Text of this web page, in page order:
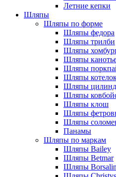
Летние кепки
Шляпы
Шляпы по форме
Шляпы федора
Шляпы трилби
Шляпы
Шляпы
Шляпы
Шляпы
Шляпы
Шляпы
Шляпы клош
Шляпы
Шляпы
Панамы
Шляпы по маркам
Шляпы Bailey
Шляпы Betmar
Шляпы